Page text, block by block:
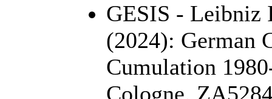
GESIS - Leibniz
(2024): German
Cumulation
Cologne.